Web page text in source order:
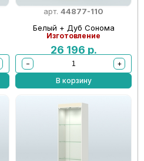
арт. 44877-110
Белый + Дуб Сонома
Изготовление
26 196 р.
−
+
В корзину